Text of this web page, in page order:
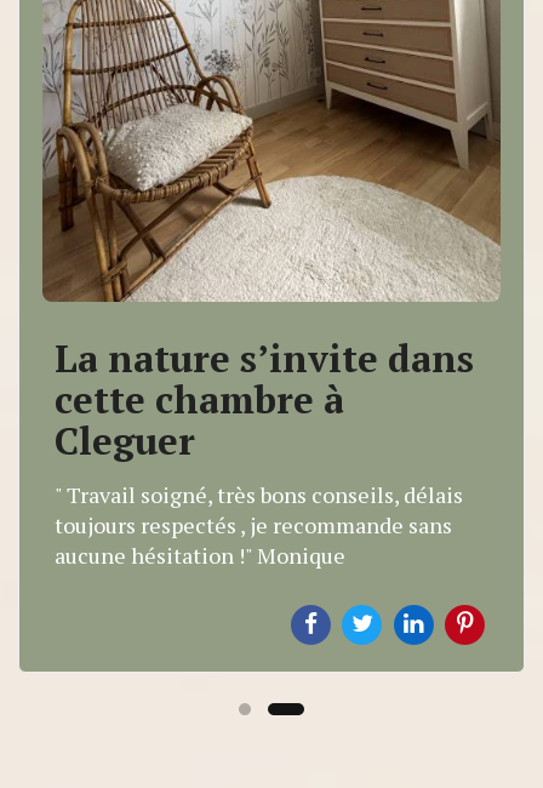
La nature s’invite dans
cette chambre à
Cleguer
" Travail soigné, très bons conseils, délais
toujours respectés , je recommande sans
aucune hésitation !" Monique